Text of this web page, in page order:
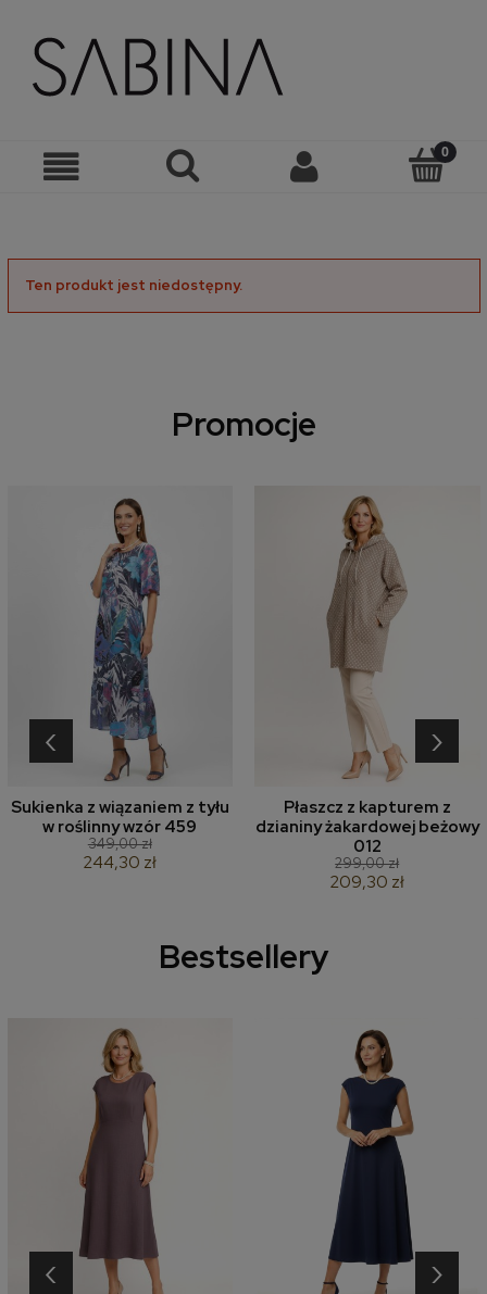
Ten produkt jest niedostępny.
Promocje
Sukienka z wiązaniem z tyłu
w roślinny wzór 459
349,00 zł
244,30 zł
Płaszcz z kapturem z
dzianiny żakardowej beżowy
012
299,00 zł
209,30 zł
‹ ›
Bestsellery
‹ ›